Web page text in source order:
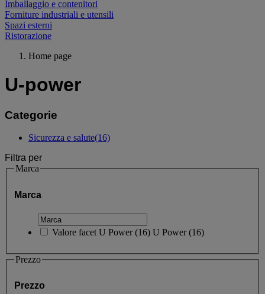
Imballaggio e contenitori
Forniture industriali e utensili
Spazi esterni
Ristorazione
Home page
U-power
Categorie
Sicurezza e salute(16)
Filtra per
Marca
Marca
Valore facet U Power(16) U Power(16)
Prezzo
Prezzo